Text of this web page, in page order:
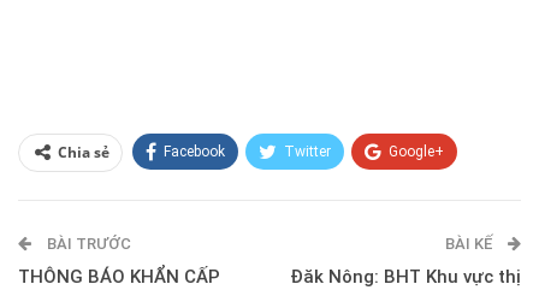
Chia sẻ Facebook Twitter Google+
E-mail
BÀI TRƯỚC
THÔNG BÁO KHẨN CẤP
BÀI KẾ
Đăk Nông: BHT Khu vực thị